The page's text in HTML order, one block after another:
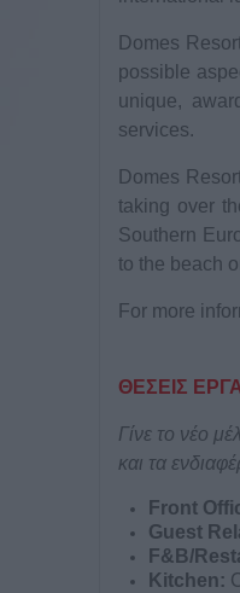
Domes
possible
unique,
services.
Domes
taking over
Southern
to the beach
For more
ΘΕΣΕΙΣ
Γίνε το νέο
και τα
Front
Guest
F&B/
Kitchen: